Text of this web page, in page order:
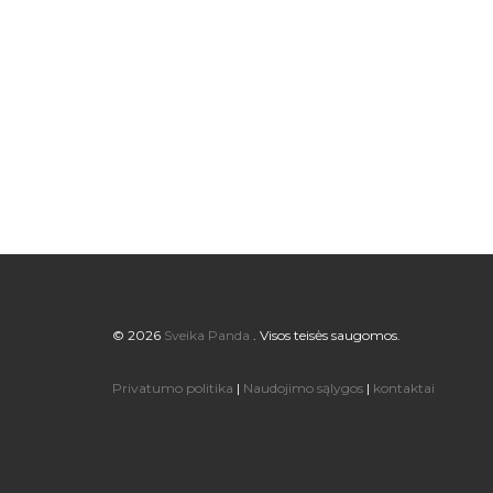
© 2026 Sveika Panda . Visos teisės saugomos.
Privatumo politika | Naudojimo sąlygos | kontaktai